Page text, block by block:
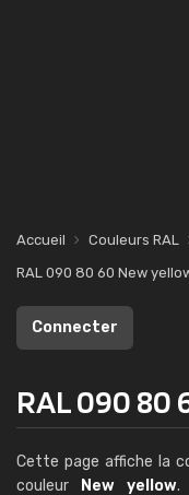
Accueil Couleurs RAL
RAL 090 80 60 New
Connecter
RAL 090 80
Cette page affiche la
couleur
New yellow.